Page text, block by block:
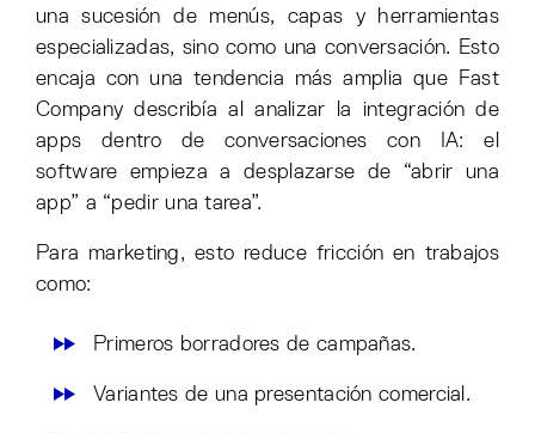
una sucesión de menús, capas y herramientas
especializadas, sino como una conversación. Esto
encaja con una tendencia más amplia que Fast
Company describía al analizar la integración de
apps dentro de conversaciones con IA: el
software empieza a desplazarse de “abrir una
app” a “pedir una tarea”.
Para marketing, esto reduce fricción en trabajos
como:
Primeros borradores de campañas.
Variantes de una presentación comercial.